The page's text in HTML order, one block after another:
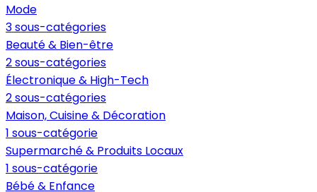
Mode
3 sous-catégories
Beauté & Bien-être
2 sous-catégories
Électronique & High-Tech
2 sous-catégories
Maison, Cuisine & Décoration
1 sous-catégorie
Supermarché & Produits Locaux
1 sous-catégorie
Bébé & Enfance